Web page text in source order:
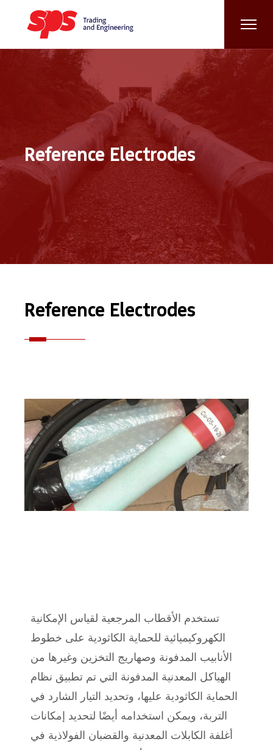
Reference Electrodes
Reference Electrodes
تستخدم الأقطاب المرجعية لقياس الإمكانية
الكهروكيميائية للحماية الكاثودية على خطوط
الأنابيب المدفونة وصهاريج التخزين وغيرها من
الهياكل المعدنية المدفونة التي تم تطبيق نظام
الحماية الكاثودية عليها، وتحديد التيار الشارد في
التربة، ويمكن استخدامه أيضًا لتحديد إمكانات
أغلفة الكابلات المعدنية والقضبان الفولاذية في